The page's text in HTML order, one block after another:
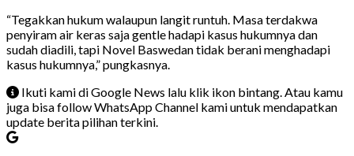
“Tegakkan hukum walaupun langit runtuh. Masa terdakwa
penyiram air keras saja gentle hadapi kasus hukumnya dan
sudah diadili, tapi Novel Baswedan tidak berani menghadapi
kasus hukumnya,” pungkasnya.
Ikuti kami di Google News lalu klik ikon bintang. Atau kamu
juga bisa follow WhatsApp Channel kami untuk mendapatkan
update berita pilihan terkini.